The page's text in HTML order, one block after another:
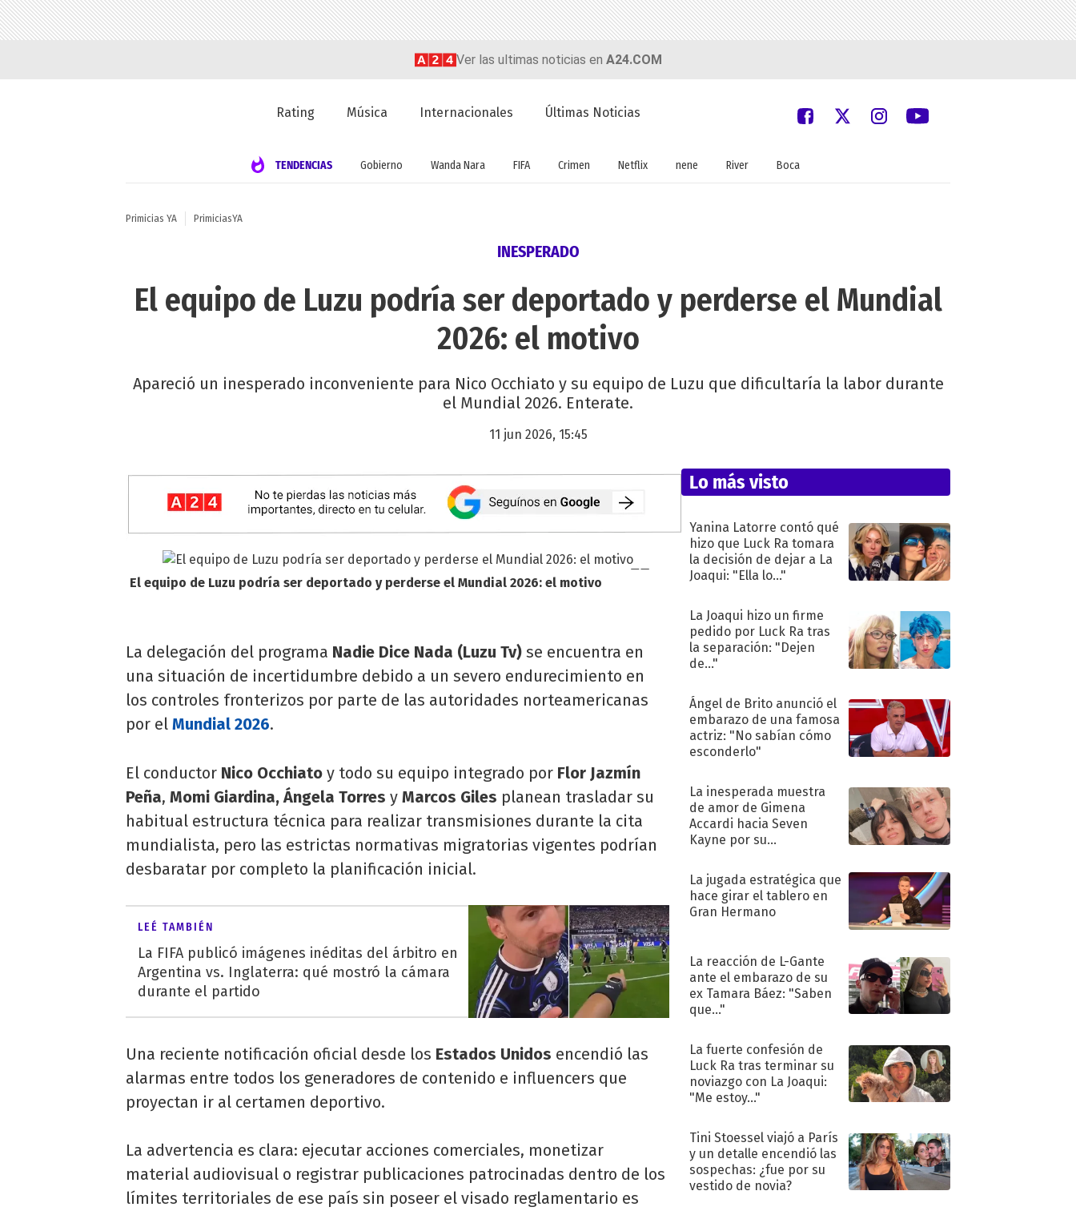
Ver las ultimas noticias en A24.COM
Rating Música Internacionales Últimas Noticias
TENDENCIAS Gobierno Wanda Nara FIFA Crimen Netflix nene River Boca
Primicias YA PrimiciasYA
INESPERADO
El equipo de Luzu podría ser deportado y perderse el Mundial
2026: el motivo
Apareció un inesperado inconveniente para Nico Occhiato y su equipo de Luzu que dificultaría la labor durante
el Mundial 2026. Enterate.
11 jun 2026, 15:45
El equipo de Luzu podría ser deportado y perderse el Mundial 2026: el motivo
La delegación del programa Nadie Dice Nada (Luzu Tv) se encuentra en
una situación de incertidumbre debido a un severo endurecimiento en
los controles fronterizos por parte de las autoridades norteamericanas
por el Mundial 2026.
El conductor Nico Occhiato y todo su equipo integrado por Flor Jazmín
Peña, Momi Giardina, Ángela Torres y Marcos Giles planean trasladar su
habitual estructura técnica para realizar transmisiones durante la cita
mundialista, pero las estrictas normativas migratorias vigentes podrían
desbaratar por completo la planificación inicial.
LEÉ TAMBIÉN
La FIFA publicó imágenes inéditas del árbitro en
Argentina vs. Inglaterra: qué mostró la cámara
durante el partido
Una reciente notificación oficial desde los Estados Unidos encendió las
alarmas entre todos los generadores de contenido e influencers que
proyectan ir al certamen deportivo.
La advertencia es clara: ejecutar acciones comerciales, monetizar
material audiovisual o registrar publicaciones patrocinadas dentro de los
límites territoriales de ese país sin poseer el visado reglamentario es
Lo más visto
Yanina Latorre contó qué
hizo que Luck Ra tomara
la decisión de dejar a La
Joaqui: "Ella lo..."
La Joaqui hizo un firme
pedido por Luck Ra tras
la separación: "Dejen
de..."
Ángel de Brito anunció el
embarazo de una famosa
actriz: "No sabían cómo
esconderlo"
La inesperada muestra
de amor de Gimena
Accardi hacia Seven
Kayne por su
La jugada estratégica que
hace girar el tablero en
Gran Hermano
La reacción de L-Gante
ante el embarazo de su
ex Tamara Báez: "Saben
que..."
La fuerte confesión de
Luck Ra tras terminar su
noviazgo con La Joaqui:
"Me estoy..."
Tini Stoessel viajó a París
y un detalle encendió las
sospechas: ¿fue por su
vestido de novia?